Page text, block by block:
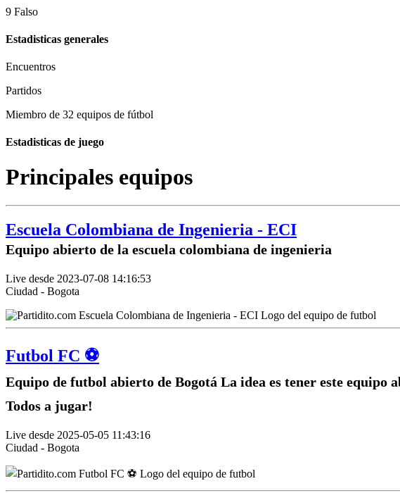
9 Falso
Estadisticas generales
Encuentros
Partidos
Miembro de 32 equipos de fútbol
Estadisticas de juego
Principales equipos
Escuela Colombiana de Ingenieria - ECI
Equipo abierto de la escuela colombiana de ingenieria
Live desde 2023-07-08 14:16:53
Ciudad - Bogota
Futbol FC ⚽️
Equipo de futbol abierto de Bogotá La idea es tener este equipo
Todos a jugar!
Live desde 2025-05-05 11:43:16
Ciudad - Bogota